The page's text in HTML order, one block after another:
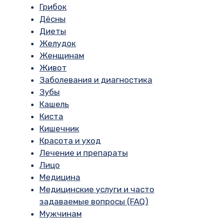
Грибок
Дёсны
Диеты
Желудок
Женщинам
Живот
Заболевания и диагностика
Зубы
Кашель
Киста
Кишечник
Красота и уход
Лечение и препараты
Лицо
Медицина
Медицинские услуги и часто
задаваемые вопросы (FAQ)
Мужчинам